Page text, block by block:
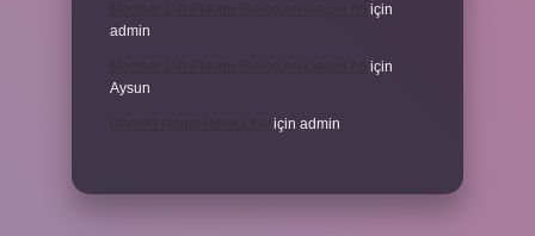
için
admin
için
Aysun
için admin